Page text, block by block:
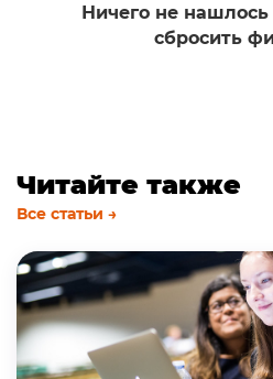
Ничего не
сбросить
Читайте также
Все статьи →